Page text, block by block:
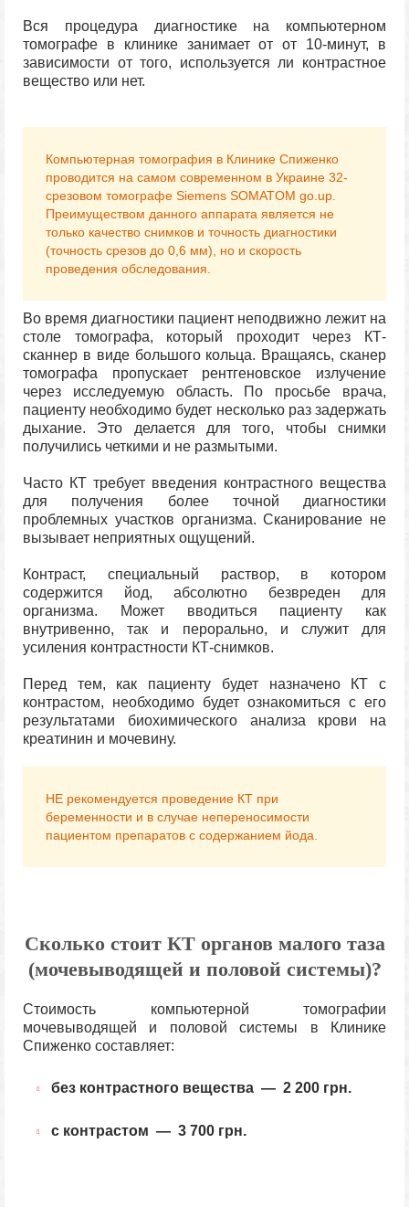
Вся процедура диагностике на компьютерном
томографе в клинике занимает от от 10-минут, в
зависимости от того, используется ли контрастное
вещество или нет.
Компьютерная томография в Клинике Спиженко
проводится на самом современном в Украине 32-
срезовом томографе Siemens SOMATOM go.up.
Преимуществом данного аппарата является не
только качество снимков и точность диагностики
(точность срезов до 0,6 мм), но и скорость
проведения обследования.
Во время диагностики пациент неподвижно лежит на
столе томографа, который проходит через КТ-
сканнер в виде большого кольца. Вращаясь, сканер
томографа пропускает рентгеновское излучение
через исследуемую область. По просьбе врача,
пациенту необходимо будет несколько раз задержать
дыхание. Это делается для того, чтобы снимки
получились четкими и не размытыми.
Часто КТ требует введения контрастного вещества
для получения более точной диагностики
проблемных участков организма. Сканирование не
вызывает неприятных ощущений.
Контраст, специальный раствор, в котором
содержится йод, абсолютно безвреден для
организма. Может вводиться пациенту как
внутривенно, так и перорально, и служит для
усиления контрастности КТ-снимков.
Перед тем, как пациенту будет назначено КТ с
контрастом, необходимо будет ознакомиться с его
результатами биохимического анализа крови на
креатинин и мочевину.
НЕ рекомендуется проведение КТ при
беременности и в случае непереносимости
пациентом препаратов с содержанием йода.
Сколько стоит КТ органов малого таза
(мочевыводящей и половой системы)?
Стоимость компьютерной томографии
мочевыводящей и половой системы в Клинике
Спиженко составляет:
без контрастного вещества — 2 200 грн.
с контрастом — 3 700 грн.